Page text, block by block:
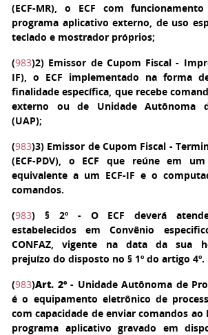
(ECF-MR), o ECF com
programa aplicativo externo, de uso
teclado e mostrador próprios;
(983)2) Emissor de Cupom Fiscal -
IF), o ECF implementado na forma
finalidade específica, que recebe
externo ou de Unidade Autônoma
(UAP);
(983)3) Emissor de Cupom Fiscal -
(ECF-PDV), o ECF que reúne em
equivalente a um ECF-IF e o
comandos.
(983) § 2º- O ECF deverá
estabelecidos em Convênio
CONFAZ, vigente na data da sua
prejuízo do disposto no § 1º do artigo 4º.
(983)Art. 2º- Unidade Autônoma de
é o equipamento eletrônico de
com capacidade de enviar comandos ao
programa aplicativo gravado em